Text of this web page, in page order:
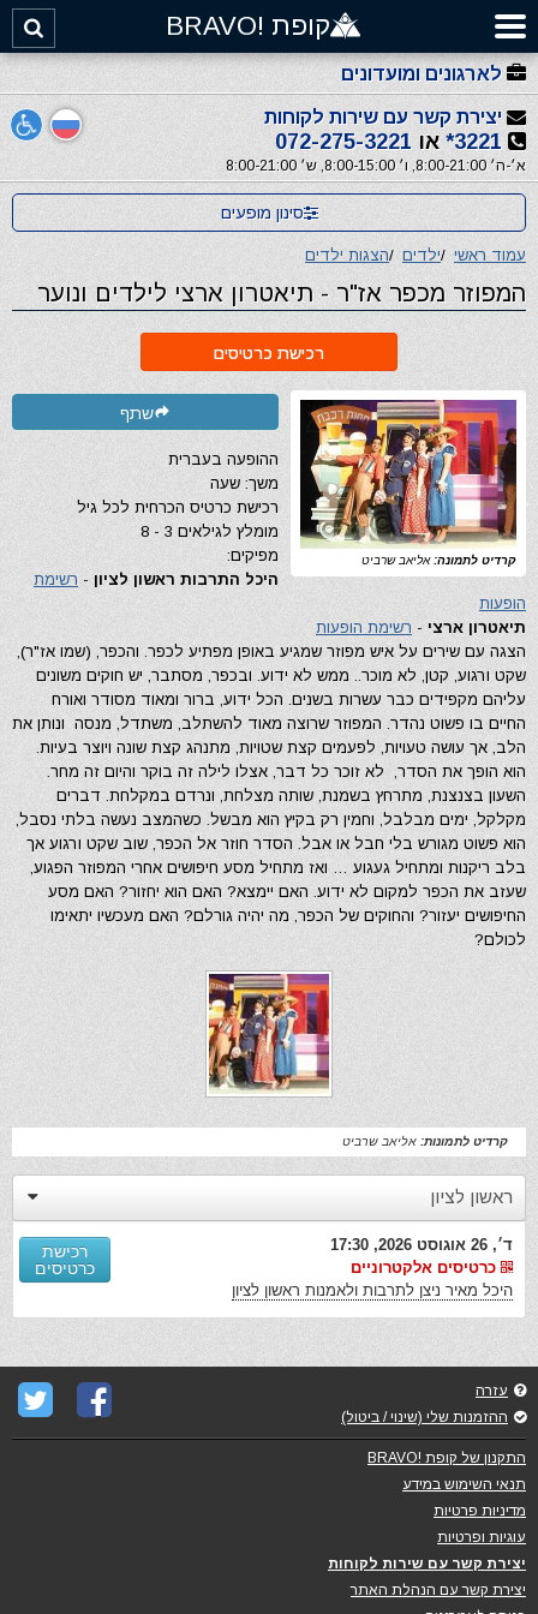
קופת !BRAVO
לארגונים ומועדונים
יצירת קשר עם שירות לקוחות
3221* או 072-275-3221
א׳-ה׳ 8:00-21:00, ו׳ 8:00-15:00, ש׳ 8:00-21:00
סינון מופעים
עמוד ראשי /ילדים /הצגות ילדים
המפוזר מכפר אז"ר - תיאטרון ארצי לילדים ונוער
רכישת כרטיסים
קרדיט לתמונה: אליאב שרביט
שתף
ההופעה בעברית
משך: שעה
רכישת כרטיס הכרחית לכל גיל
מומלץ לגילאים 3 - 8
מפיקים:
היכל התרבות ראשון לציון - רשימת
הופעות
תיאטרון ארצי - רשימת הופעות
הצגה עם שירים על איש מפוזר שמגיע באופן מפתיע לכפר. והכפר, (שמו אז"ר),
שקט ורגוע, קטן, לא מוכר.. ממש לא ידוע. ובכפר, מסתבר, יש חוקים משונים
עליהם מקפידים כבר עשרות בשנים. הכל ידוע, ברור ומאוד מסודר ואורח
החיים בו פשוט נהדר. המפוזר שרוצה מאוד להשתלב, משתדל, מנסה ונותן את
הלב, אך עושה טעויות, לפעמים קצת שטויות, מתנהג קצת שונה ויוצר בעיות.
הוא הופך את הסדר, לא זוכר כל דבר, אצלו לילה זה בוקר והיום זה מחר.
השעון בצנצנת, מתרחץ בשמנת, שותה מצלחת, ונרדם במקלחת. דברים
מקלקל, ימים מבלבל, וחמין רק בקיץ הוא מבשל. כשהמצב נעשה בלתי נסבל,
הוא פשוט מגורש בלי חבל או אבל. הסדר חוזר אל הכפר, שוב שקט ורגוע אך
בלב ריקנות ומתחיל געגוע … ואז מתחיל מסע חיפושים אחרי המפוזר הפגוע,
שעזב את הכפר למקום לא ידוע. האם יימצא? האם הוא יחזור? האם מסע
החיפושים יעזור? והחוקים של הכפר, מה יהיה גורלם? האם מעכשיו יתאימו
לכולם?
קרדיט לתמונות: אליאב שרביט
ראשון לציון
ד׳, 26 אוגוסט 2026, 17:30
כרטיסים אלקטרוניים
היכל מאיר ניצן לתרבות ולאמנות ראשון לציון
רכישת
כרטיסים
עזרה
ההזמנות שלי (שינוי / ביטול)
התקנון של קופת !BRAVO
תנאי השימוש במידע
מדיניות פרטיות
עוגיות ופרטיות
יצירת קשר עם שירות לקוחות
יצירת קשר עם הנהלת האתר